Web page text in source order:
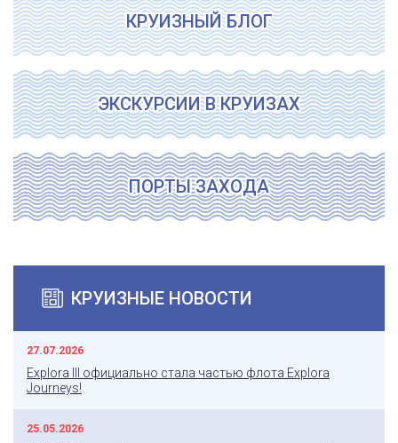
КРУИЗНЫЙ БЛОГ
ЭКСКУРСИИ В КРУИЗАХ
ПОРТЫ ЗАХОДА
КРУИЗНЫЕ НОВОСТИ
27.07.2026
Explora III официально стала частью флота Explora
Journeys!
25.05.2026